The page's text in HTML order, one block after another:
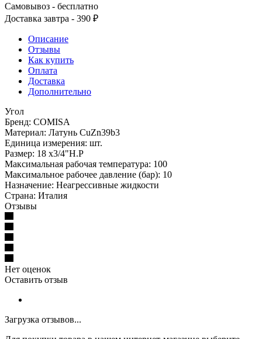
Самовывоз - бесплатно
Доставка завтра - 390 ₽
Описание
Отзывы
Как купить
Оплата
Доставка
Дополнительно
Угол
Бренд: COMISA
Материал: Латунь CuZn39b3
Единица измерения: шт.
Размер: 18 х3/4"Н.Р
Максимальная рабочая температура: 100
Максимальное рабочее давление (бар): 10
Назначение: Неагрессивные жидкости
Страна: Италия
Отзывы
Нет оценок
Оставить отзыв
Загрузка отзывов...